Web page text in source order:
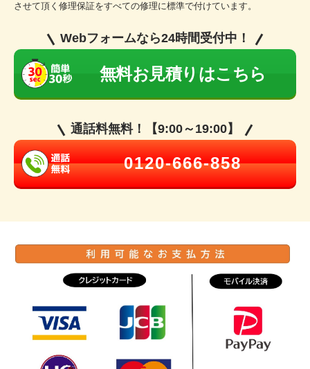
させて頂く修理保証をすべての修理に標準で付けています。
Webフォームなら24時間受付中！
無料お見積りはこちら
通話料無料！【9:00～19:00】
0120-666-858